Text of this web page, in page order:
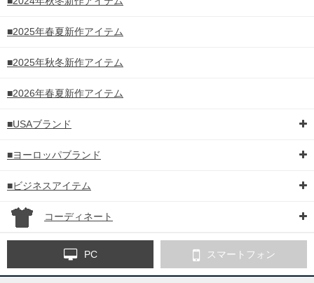
■2025年春夏新作アイテム
■2025年秋冬新作アイテム
■2026年春夏新作アイテム
■USAブランド
■ヨーロッパブランド
■ビジネスアイテム
コーディネート
PC スマートフォン